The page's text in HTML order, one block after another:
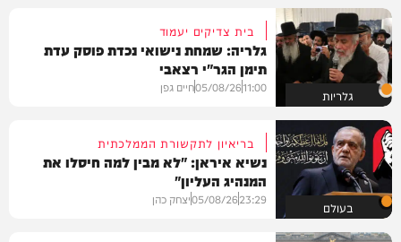
גלריות
בית צדיקים יעמוד
גלריה: שמחת נישואי נכדת פוסק עדת
תימן הגר"י רצאבי
11:00
05/08/26חיים גפן
בעולם
בריאיון לתקשורת הממלכתית
נשיא איראן: "לא מבין למה חיסלו את
המנהיג העליון"
23:29
05/08/26יצחק כהן